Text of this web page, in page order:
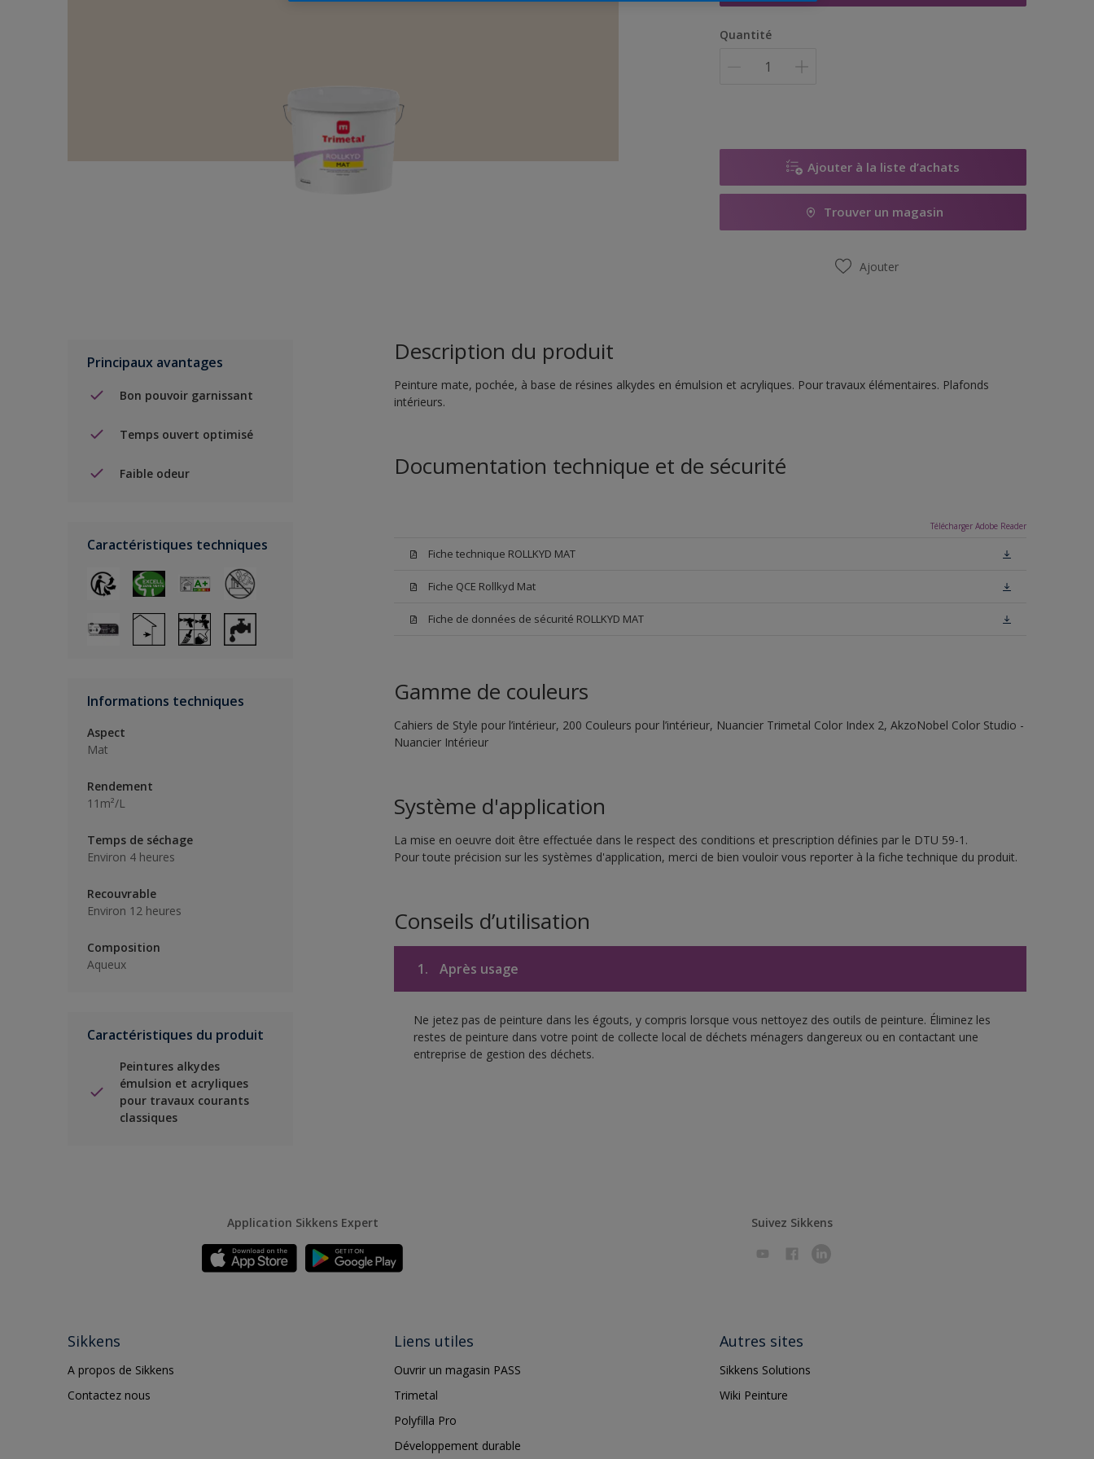
Quantité
Ajouter à la liste d’achats
Trouver un magasin
Ajouter
Principaux avantages
Bon pouvoir garnissant
Temps ouvert optimisé
Faible odeur
Caractéristiques techniques
Informations techniques
Aspect
Mat
Rendement
11m²/L
Temps de séchage
Environ 4 heures
Recouvrable
Environ 12 heures
Composition
Aqueux
Caractéristiques du produit
Peintures alkydes
émulsion et acryliques
pour travaux courants
classiques
Description du produit
Peinture mate, pochée, à base de résines alkydes en émulsion et acryliques. Pour travaux élémentaires. Plafonds
intérieurs.
Documentation technique et de sécurité
Télécharger Adobe Reader
Fiche technique ROLLKYD MAT
Fiche QCE Rollkyd Mat
Fiche de données de sécurité ROLLKYD MAT
Gamme de couleurs
Cahiers de Style pour l’intérieur, 200 Couleurs pour l’intérieur, Nuancier Trimetal Color Index 2, AkzoNobel Color Studio -
Nuancier Intérieur
Système d'application
La mise en oeuvre doit être effectuée dans le respect des conditions et prescription définies par le DTU 59-1.
Pour toute précision sur les systèmes d'application, merci de bien vouloir vous reporter à la fiche technique du produit.
Conseils d’utilisation
1. Après usage
Ne jetez pas de peinture dans les égouts, y compris lorsque vous nettoyez des outils de peinture. Éliminez les
restes de peinture dans votre point de collecte local de déchets ménagers dangereux ou en contactant une
entreprise de gestion des déchets.
Application Sikkens Expert Suivez Sikkens
Sikkens
A propos de Sikkens
Contactez nous
Liens utiles
Ouvrir un magasin PASS
Trimetal
Polyfilla Pro
Développement durable
Autres sites
Sikkens Solutions
Wiki Peinture